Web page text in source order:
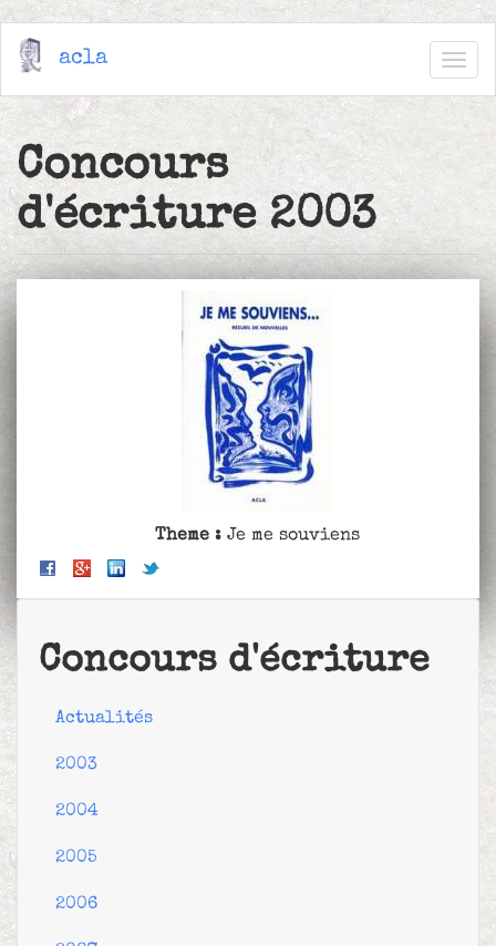
Aller
au
principal
acla
Concours
d'écriture 2003
Theme :Je me souviens
Concours d'écriture
Actualités
2003
2004
2005
2006